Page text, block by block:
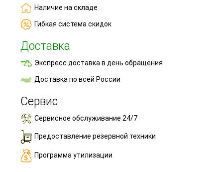
Наличие на складе
Гибкая система скидок
Доставка
Экспресс доставка в день обращения
Доставка по всей России
Сервис
Сервисное обслуживание 24/7
Предоставление резервной техники
Программа утилизации